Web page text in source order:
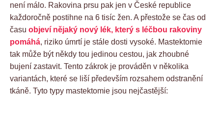
není málo. Rakovina prsu pak jen v České republice
každoročně postihne na 6 tisíc žen. A přestože se čas od
času objeví nějaký nový lék, který s léčbou rakoviny
pomáhá, riziko úmrtí je stále dosti vysoké. Mastektomie
tak může být někdy tou jedinou cestou, jak zhoubné
bujení zastavit. Tento zákrok je prováděn v několika
variantách, které se liší především rozsahem odstranění
tkáně. Tyto typy mastektomie jsou nejčastější: